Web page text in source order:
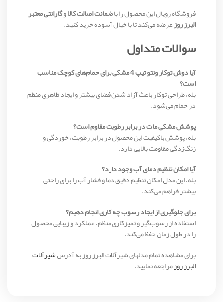
فروشگاه رویال این محصول را باضمانت اصالت کالاوگارانتی معتبر
البرز روزعرضه می‌کند تا با خیال آسوده خرید کنید.
سوالات متداول
آیا دوش توکار ونتو تیپ 4 مشکی برای حمام‌های کوچک مناسب
است؟
بله، طراحی توکار باعث آزاد شدن فضای بیشتر و ایجاد ظاهری منظم
در حمام می‌شود.
پوشش مشکی مات در برابر رطوبت مقاوم است؟
بله، پوشش باکیفیت این محصول در برابر رطوبت، خوردگی و
زنگ‌زدگی مقاومت بالایی دارد.
آیا امکان تنظیم دمای آب وجود دارد؟
بله، این مدل امکان تنظیم دقیق دما و فشار آب را برای راحتی
بیشتر فراهم می‌کند.
برای جلوگیری از ایجاد رسوب چه کاری انجام دهیم؟
استفاده از رسوب‌گیر و تمیزکاری منظم، عملکرد و زیبایی محصول
را در طول زمان حفظ می‌کند.
برای مشاهده تمام مدلهای شیرآلات البرز روز به آدرسشیرآلات
البرز روزمراجعه نمایید.